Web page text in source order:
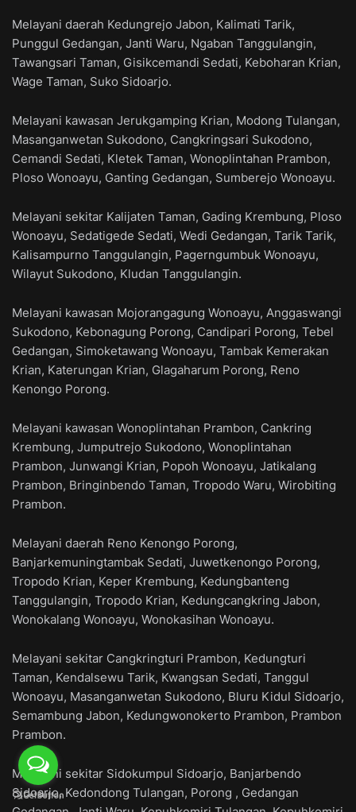
Melayani daerah Kedungrejo Jabon, Kalimati Tarik,
Punggul Gedangan, Janti Waru, Ngaban Tanggulangin,
Tawangsari Taman, Gisikcemandi Sedati, Keboharan Krian,
Wage Taman, Suko Sidoarjo.
Melayani kawasan Jerukgamping Krian, Modong Tulangan,
Masanganwetan Sukodono, Cangkringsari Sukodono,
Cemandi Sedati, Kletek Taman, Wonoplintahan Prambon,
Ploso Wonoayu, Ganting Gedangan, Sumberejo Wonoayu.
Melayani sekitar Kalijaten Taman, Gading Krembung, Ploso
Wonoayu, Sedatigede Sedati, Wedi Gedangan, Tarik Tarik,
Kalisampurno Tanggulangin, Pagerngumbuk Wonoayu,
Wilayut Sukodono, Kludan Tanggulangin.
Melayani kawasan Mojorangagung Wonoayu, Anggaswangi
Sukodono, Kebonagung Porong, Candipari Porong, Tebel
Gedangan, Simoketawang Wonoayu, Tambak Kemerakan
Krian, Katerungan Krian, Glagaharum Porong, Reno
Kenongo Porong.
Melayani kawasan Wonoplintahan Prambon, Cankring
Krembung, Jumputrejo Sukodono, Wonoplintahan
Prambon, Junwangi Krian, Popoh Wonoayu, Jatikalang
Prambon, Bringinbendo Taman, Tropodo Waru, Wirobiting
Prambon.
Melayani daerah Reno Kenongo Porong,
Banjarkemuningtambak Sedati, Juwetkenongo Porong,
Tropodo Krian, Keper Krembung, Kedungbanteng
Tanggulangin, Tropodo Krian, Kedungcangkring Jabon,
Wonokalang Wonoayu, Wonokasihan Wonoayu.
Melayani sekitar Cangkringturi Prambon, Kedungturi
Taman, Kendalsewu Tarik, Kwangsan Sedati, Tanggul
Wonoayu, Masanganwetan Sukodono, Bluru Kidul Sidoarjo,
Semambung Jabon, Kedungwonokerto Prambon, Prambon
Prambon.
Melayani sekitar Sidokumpul Sidoarjo, Banjarbendo
Sidoarjo, Kedondong Tulangan, Porong , Gedangan